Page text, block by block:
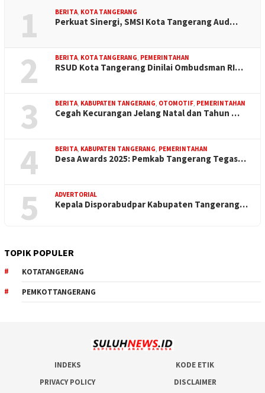
1 BERITA, KOTA TANGERANG
Perkuat Sinergi, SMSI Kota Tangerang Aud…
2 BERITA, KOTA TANGERANG, PEMERINTAHAN
RSUD Kota Tangerang Dinilai Ombudsman RI…
3 BERITA, KABUPATEN TANGERANG, OTOMOTIF, PEMERINTAHAN
Cegah Kecurangan Jelang Natal dan Tahun …
4 BERITA, KABUPATEN TANGERANG, PEMERINTAHAN
Desa Awards 2025: Pemkab Tangerang Tegas…
5 ADVERTORIAL
Kepala Disporabudpar Kabupaten Tangerang…
TOPIK POPULER
KOTATANGERANG
PEMKOTTANGERANG
INDEKS
KODE ETIK
PRIVACY POLICY
DISCLAIMER